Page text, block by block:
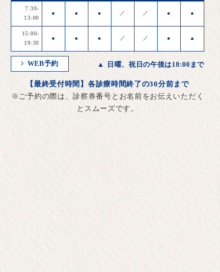
7:30-
13:00
● ● ● ／ ／ ● ●
15:00-
19:30
● ● ● ／ ／ ● ▲
WEB予約 ▲ 日曜、祝日の午後は18:00まで
【最終受付時間】各診療時間終了の30分前まで
※ご予約の際は、診察券番号とお名前をお伝えいただく
とスムーズです。